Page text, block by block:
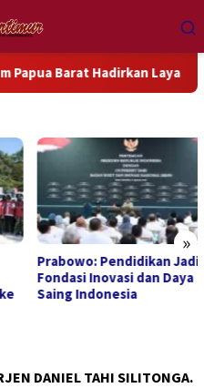
Hadirkan Layanan Hukum
»
Prabowo: Pendidikan Jadi
Fondasi Inovasi dan Daya
Saing Indonesia
DANIEL TAHI SILITONGA.